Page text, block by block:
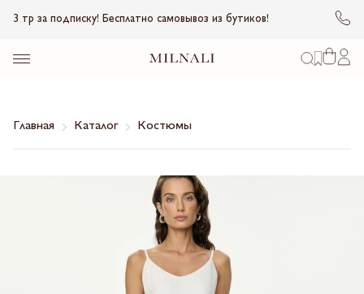
3 тр за подписку! Бесплатно самовывоз из бутиков!
Главная Каталог Костюмы